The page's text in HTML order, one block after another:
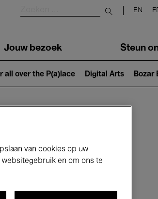
Submit search
EN
Jouw bezoek Steun
all over the P(a)lace Digital Arts Bozar
van cookies op uw
en om ons te